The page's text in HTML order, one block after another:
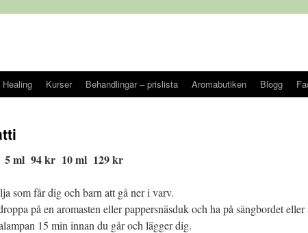
Healing Kurser Behandlingar – prislista Aromabutiken Blogg
ml 94 kr 10 ml 129 kr
som får dig och barn att gå ner i varv.
på en aromasten eller pappersnäsduk och ha på sängbordet
15 min innan du går och lägger dig.